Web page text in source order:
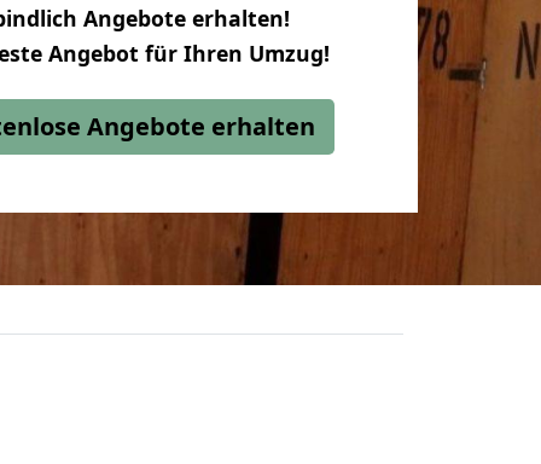
Angebote erhalten!
Angebot für Ihren Umzug!
Angebote erhalten